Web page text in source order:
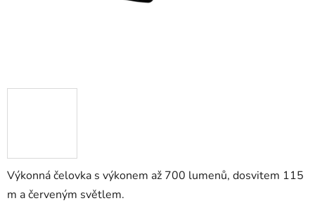
Výkonná čelovka s výkonem až 700 lumenů, dosvitem 115
m a červeným světlem.